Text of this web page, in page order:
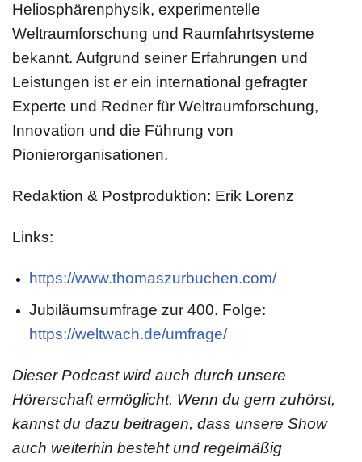
Heliosphärenphysik, experimentelle
Weltraumforschung und Raumfahrtsysteme
bekannt. Aufgrund seiner Erfahrungen und
Leistungen ist er ein international gefragter
Experte und Redner für Weltraumforschung,
Innovation und die Führung von
Pionierorganisationen.
Redaktion & Postproduktion: Erik Lorenz
Links:
https://www.thomaszurbuchen.com/
Jubiläumsumfrage zur 400. Folge:
https://weltwach.de/umfrage/
Dieser Podcast wird auch durch unsere
Hörerschaft ermöglicht. Wenn du gern zuhörst,
kannst du dazu beitragen, dass unsere Show
auch weiterhin besteht und regelmäßig